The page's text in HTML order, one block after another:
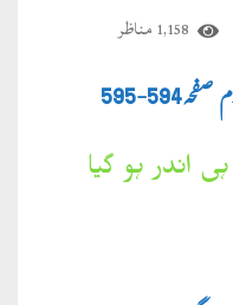
1,158 مناظر
صفحہ 594-595